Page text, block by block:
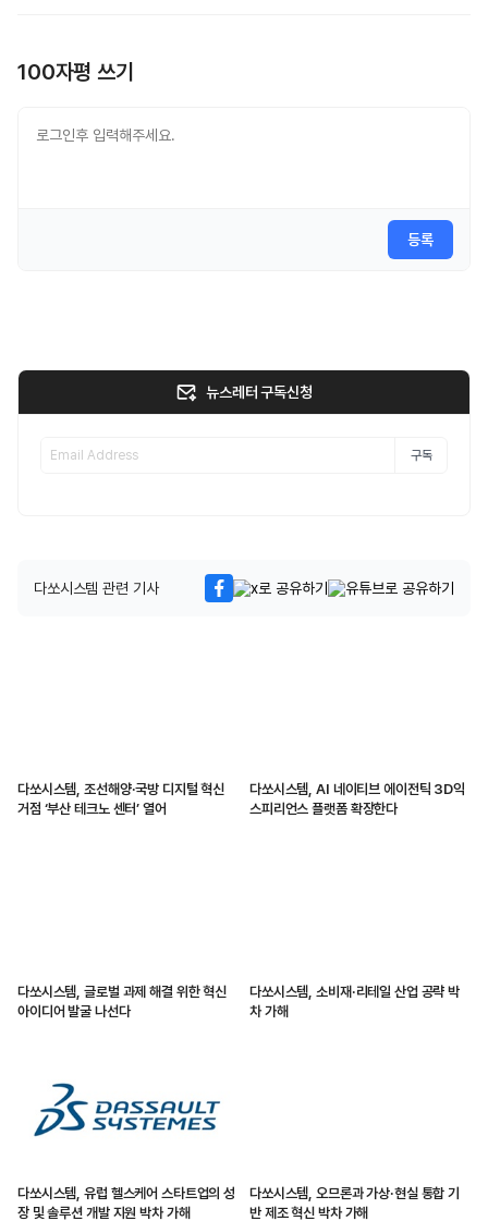
100자평 쓰기
등록
뉴스레터 구독신청
구독
다쏘시스템 관련 기사
다쏘시스템, 조선해양·국방 디지털 혁신
거점 ‘부산 테크노 센터’ 열어
다쏘시스템, AI 네이티브 에이전틱 3D익
스피리언스 플랫폼 확장한다
다쏘시스템, 글로벌 과제 해결 위한 혁신
아이디어 발굴 나선다
다쏘시스템, 소비재·리테일 산업 공략 박
차 가해
다쏘시스템, 유럽 헬스케어 스타트업의 성
장 및 솔루션 개발 지원 박차 가해
다쏘시스템, 오므론과 가상·현실 통합 기
반 제조 혁신 박차 가해